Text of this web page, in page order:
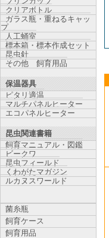
クリアボトル
ガラス瓶・重ねるキャッ
プ
人工蛹室
標本箱・標本作成セット
昆虫針
その他 飼育用品
保温器具
ピタリ適温
マルチパネルヒーター
エコパネルヒーター
昆虫関連書籍
飼育マニュアル・図鑑
ビークワ
昆虫フィールド
くわがたマガジン
ルカヌスワールド
菌糸瓶
飼育ケース
飼育用品